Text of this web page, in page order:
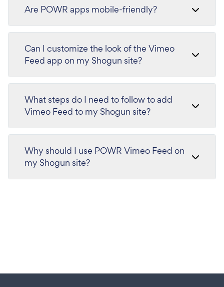
Are POWR apps mobile-friendly?
Can I customize the look of the Vimeo
Feed app on my Shogun site?
What steps do I need to follow to add
Vimeo Feed to my Shogun site?
Why should I use POWR Vimeo Feed on
my Shogun site?